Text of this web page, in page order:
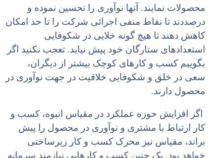
محصولات نمایند. آنها نوآوری را تحسین نموده و
درصددند تا نقاط منفی اجرائی شرکت را تا حد امکان
کاهش دهند تا هیچ گونه خلایی در شکوفایی
استعدادهای ستارگان خود پیش نیاید. تعجب نکنید اگر
بگوییم کسب و کارهای کوچک بیشتر از دیگران،
سعی در خلق و شکوفایی خلاقیت در جهت نوآوری در
محصول دارند.
اگر افزایش حوزه عملکرد در مقیاس انبوه، کسب و
کار ارتباط با مشتری و نوآوری در محصول را پیش
براند، مقیاس نیز محرک کسب و کار زیرساختی
خواهد بود. یک چنین کسب و کارهایی نیازمند سرمایه